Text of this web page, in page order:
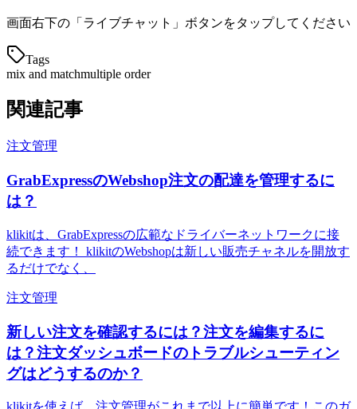
画面右下の「ライブチャット」ボタンをタップしてください
Tags
mix and matchmultiple order
関連記事
注文管理
GrabExpressのWebshop注文の配達を管理するに
は？
klikitは、GrabExpressの広範なドライバーネットワークに接
続できます！ klikitのWebshopは新しい販売チャネルを開放す
るだけでなく、
注文管理
新しい注文を確認するには？注文を編集するに
は？注文ダッシュボードのトラブルシューティン
グはどうするのか？